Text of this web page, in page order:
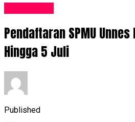
Pendaftaran SPMU
Hingga 5 Juli
Published